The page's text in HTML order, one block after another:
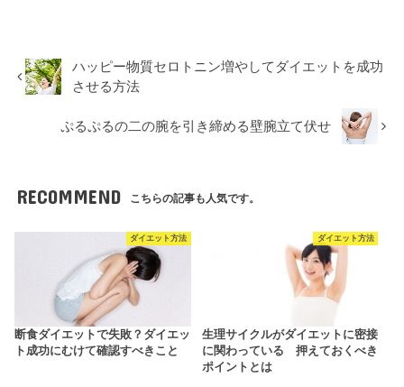
ハッピー物質セロトニン増やしてダイエットを成功
させる方法
ぷるぷるの二の腕を引き締める壁腕立て伏せ
RECOMMEND こちらの記事も人気です。
ダイエット方法
断食ダイエットで失敗？ダイエッ
ト成功にむけて確認すべきこと
ダイエット方法
生理サイクルがダイエットに密接
に関わっている 押えておくべき
ポイントとは